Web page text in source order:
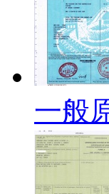
一般